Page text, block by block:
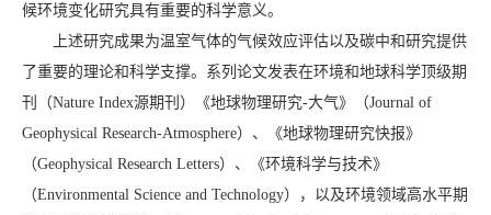
候环境变化研究具有重要的科学意义。
上述研究成果为温室气体的气候效应评估以及碳中和研究提供
了重要的理论和科学支撑。系列论文发表在环境和地球科学顶级期
刊（Nature Index源期刊）
《地球物理研究-大气》 （Journal of
Geophysical Research-Atmosphere） 、 《地球物理研究快报》
（Geophysical Research Letters） 、 《环境科学与技术》
（Environmental Science and Technology） ，以及环境领域高水平期